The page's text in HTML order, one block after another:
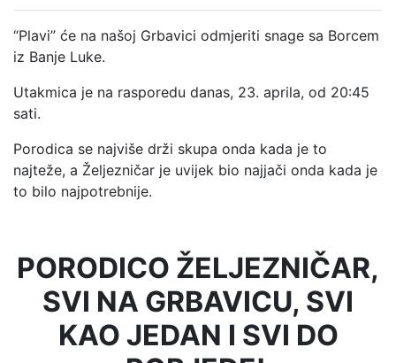
“Plavi” će na našoj Grbavici odmjeriti snage sa Borcem
iz Banje Luke.
Utakmica je na rasporedu danas, 23. aprila, od 20:45
sati.
Porodica se najviše drži skupa onda kada je to
najteže, a Željezničar je uvijek bio najjači onda kada je
to bilo najpotrebnije.
PORODICO ŽELJEZNIČAR,
SVI NA GRBAVICU, SVI
KAO JEDAN I SVI DO